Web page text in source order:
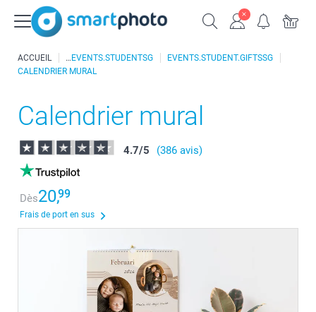
ACCUEIL EVENTS.STUDENTSG
EVENTS.STUDENT.GIFTSSG
CALENDRIER MURAL
Calendrier mural
4.7/5 (386 avis)
Dès20,99
Frais de port en sus